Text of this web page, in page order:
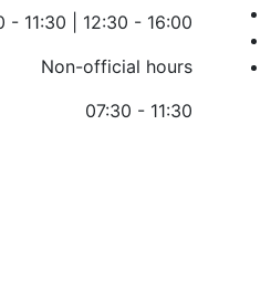
- 11:30 | 12:30 - 16:00
Non-official hours
07:30 - 11:30